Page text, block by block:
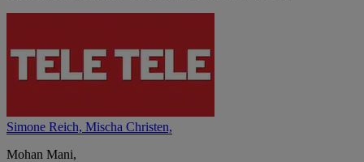
Simone Reich, Mischa Christen,
Mohan Mani,